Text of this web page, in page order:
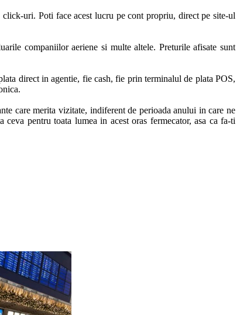
uri. Poti face acest lucru pe cont propriu, direct pe site-ul
companiilor aeriene si multe altele. Preturile afisate sunt
direct in agentie, fie cash, fie prin terminalul de plata POS,
care merita vizitate, indiferent de perioada anului in care ne
pentru toata lumea in acest oras fermecator, asa ca fa-ti